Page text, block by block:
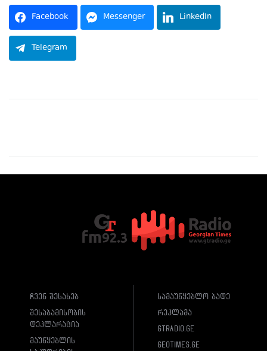
Facebook Messenger LinkedIn
Telegram
ჩვენ შესახებ
შესაბამისობის
დეკლარაცია
მაუწყებლის
სამაუწყებლო ბადე
რეკლამა
gtradio.ge
geotimes.ge